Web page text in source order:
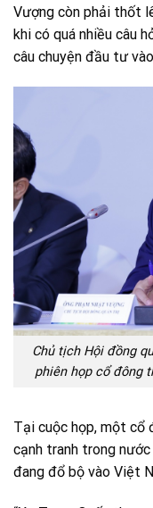
Vượng còn phải thốt
khi có quá nhiều câu
câu chuyện đầu tư
Chủ tịch Hội đồng
phiên họp cổ đông
Tại cuộc họp, một cổ
cạnh tranh trong
đang đổ bộ vào Việt